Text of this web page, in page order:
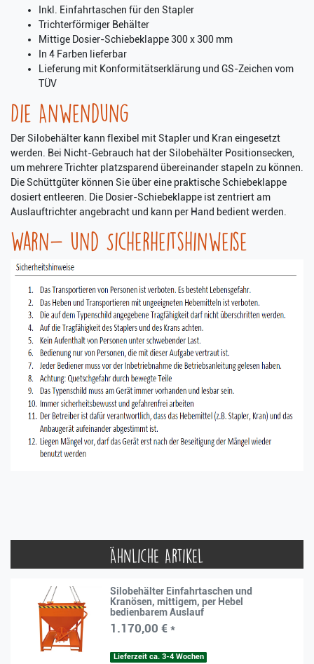
Inkl. Einfahrtaschen für den Stapler
Trichterförmiger Behälter
Mittige Dosier-Schiebeklappe 300 x 300 mm
In 4 Farben lieferbar
Lieferung mit Konformitätserklärung und GS-Zeichen vom
TÜV
Die Anwendung
Der Silobehälter kann flexibel mit Stapler und Kran eingesetzt
werden. Bei Nicht-Gebrauch hat der Silobehälter Positionsecken,
um mehrere Trichter platzsparend übereinander stapeln zu können.
Die Schüttgüter können Sie über eine praktische Schiebeklappe
dosiert entleeren. Die Dosier-Schiebeklappe ist zentriert am
Auslauftrichter angebracht und kann per Hand bedient werden.
Warn- und Sicherheitshinweise
Ähnliche Artikel
Silobehälter Einfahrtaschen und
Kranösen, mittigem, per Hebel
bedienbarem Auslauf
1.170,00 € *
Lieferzeit ca. 3-4 Wochen